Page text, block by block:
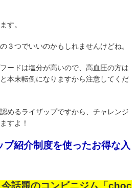
す。
３つでいいのかもしれませんけどね。
ードは塩分が高いので、高血圧の方は
本末転倒になりますから注意してくだ
めるライザップですから、チャレンジ
すよ！
プ紹介制度を使ったお得な入
話題のコンビニジム「choc